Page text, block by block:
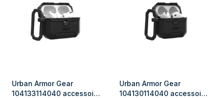
Urban Armor Gear
104133114040 accessoire
Urban Armor Gear
104130114040 accessoire